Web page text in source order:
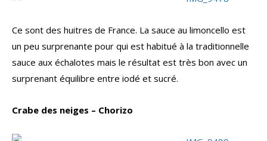
Ce sont des huitres de France. La sauce au limoncello est
un peu surprenante pour qui est habitué à la traditionnelle
sauce aux échalotes mais le résultat est très bon avec un
surprenant équilibre entre iodé et sucré.
Crabe des neiges – Chorizo